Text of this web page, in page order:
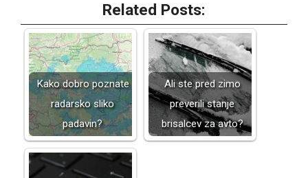
Related Posts:
Kako dobro poznate
radarsko sliko
padavin?
Ali ste pred zimo
preverili stanje
brisalcev za avto?